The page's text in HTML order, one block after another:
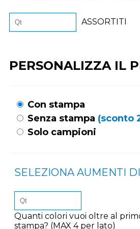
ASSORTITI
PERSONALIZZA IL
Con stampa
Senza stampa (sconto
Solo campioni
SELEZIONA AUMENTI
Quanti colori vuoi oltre al
stampa? (MAX 4 per lato)